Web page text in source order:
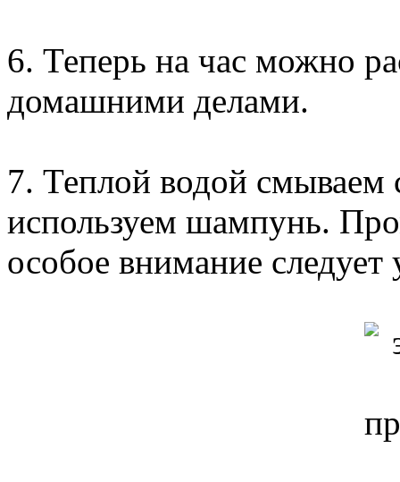
6. Теперь на час можно
домашними делами.
7. Теплой водой смываем
используем шампунь.
особое внимание следует